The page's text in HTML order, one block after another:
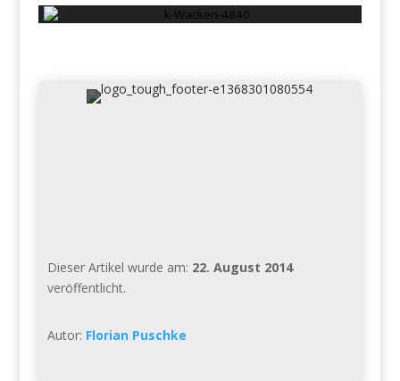
Dieser Artikel wurde am: 22. August 2014
veröffentlicht.
Autor: Florian Puschke